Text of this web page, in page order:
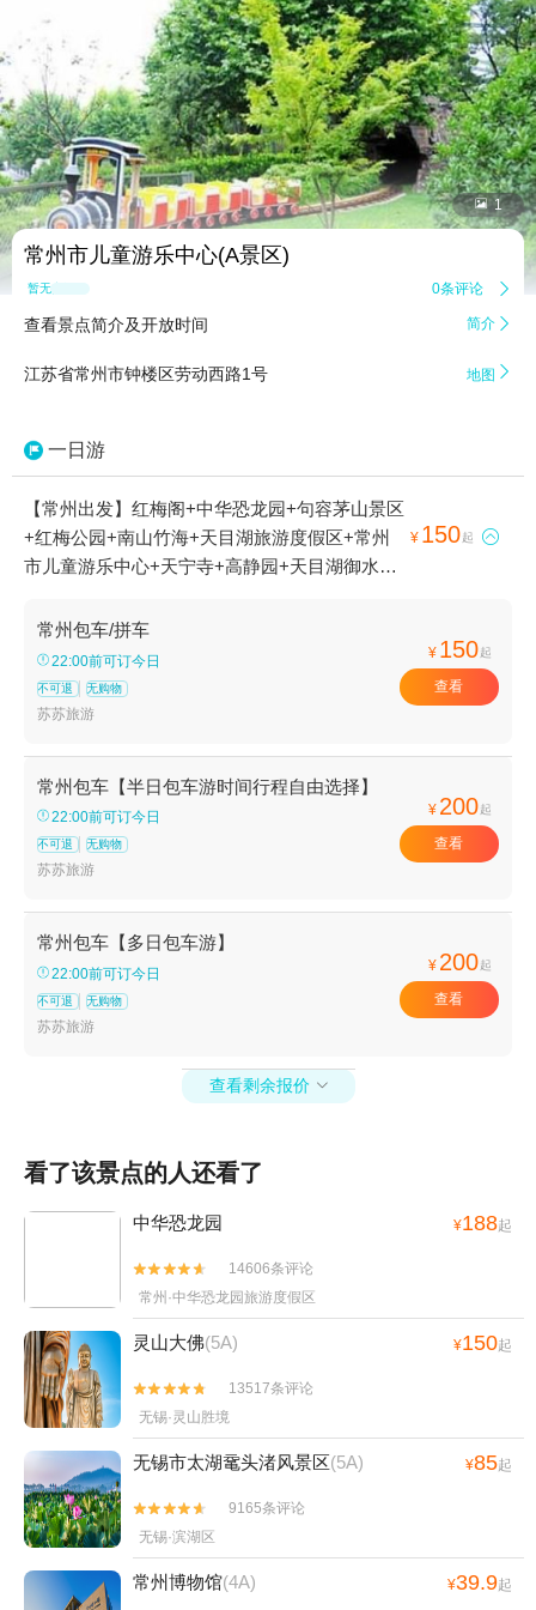
 1
常州市儿童游乐中心(A景区)
暂无点评 0条评论 
查看景点简介及开放时间 简介 
江苏省常州市钟楼区劳动西路1号 地图 
一日游
【常州出发】红梅阁+中华恐龙园+句容茅山景区
+红梅公园+南山竹海+天目湖旅游度假区+常州
市儿童游乐中心+天宁寺+高静园+天目湖御水温
园+嬉戏谷+常州古运河+淹城野生动物世界+常
州博物馆+常州市南大街商贸休闲旅游区+常州市
青枫公园+常州新区中心公园+中华孝道园+常州
中华恐龙园鼎宴火锅+常州花博会+扬州天乐湖嬉
城遗址公园+常州奥普乐欢乐水世界+​Yani
lounge+常州大剧院+常州大学体育馆+常州奥体
中心+君雅皮划艇(常州)+恐龙城迪诺水镇+南山
竹海古街+环球动漫嬉戏谷夜公园+太湖湾开元名
庭大酒店+茅山东方盐湖城+溧阳丫髻山风景区
+常州太湖修心谷+首届太湖湾稻草艺术节+常州
金橙剧院+常州本地玩乐+龙凤谷景区+松岭竹海
漂流+佳农探趣科普体验园+常州薰衣草庄园+恐
龙人俱乐部-恐龙人防灾避险体验馆+茅山森林世
塔+扬州天乐湖嬉乐谷+艾酷极限蹦极俱乐部+江
草文化汤+壕熊庄园+常州旅行跟拍+太湖湾露营
茅山风景区+环球燃擎卡丁车(江南环球港店)+嬉
剧场+常州花博园+常州失恋博物馆+【常州】滑
稽戏《陈奂生的吃饭问题》+常州安哥拉巨兔体
验馆+迪诺水镇攀岩+迪诺水镇皮划艇+茅山道温
泉+江南环球港AR儿童乐园+曹山火车来斯+中华
恐龙园旅游度假区+佳农探趣休闲生态园+常州海
昌海洋探索馆+溧阳南山和园游乐园+茅山仙姑村
+溧阳田园拖拉机+茅山森林世界露营地+淹城春
秋水世界+天目湖夜公园+阳光里-sun·lab+环球
融创曹山未来城+茅山茶海+常州市洪亮吉纪念馆
+环球港龙眼摩天轮+南山竹海地轨+壕熊庄园露
营地+来斯.曹山乡村旅游体验区+茅山望悠谷景
¥ 150起 
常州包车/拼车
22:00前可订今日
不可退 无购物
苏苏旅游
¥ 150起
查看
常州包车【半日包车游时间行程自由选择】
22:00前可订今日
不可退 无购物
苏苏旅游
¥ 200起
查看
常州包车【多日包车游】
22:00前可订今日
不可退 无购物
苏苏旅游
¥ 200起
查看
查看剩余报价 
看了该景点的人还看了
中华恐龙园 ¥188起


14606条评论
常州·中华恐龙园旅游度假区
灵山大佛(5A) ¥150起


13517条评论
无锡·灵山胜境
无锡市太湖鼋头渚风景区(5A) ¥85起


9165条评论
无锡·滨湖区
常州博物馆(4A) ¥39.9起